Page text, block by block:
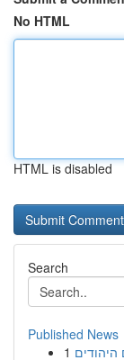
No HTML
HTML is disabled
Search
Published News
1